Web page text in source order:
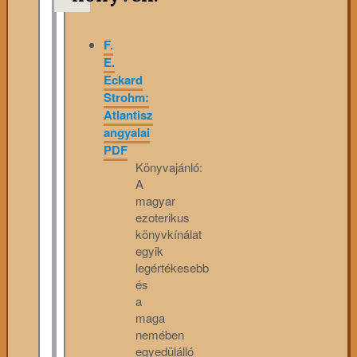
F.
E.
Eckard
Strohm:
Atlantisz
angyalai
PDF
Könyvajánló:
A
magyar
ezoterikus
könyvkínálat
egyik
legértékesebb
és
a
maga
nemében
egyedülálló